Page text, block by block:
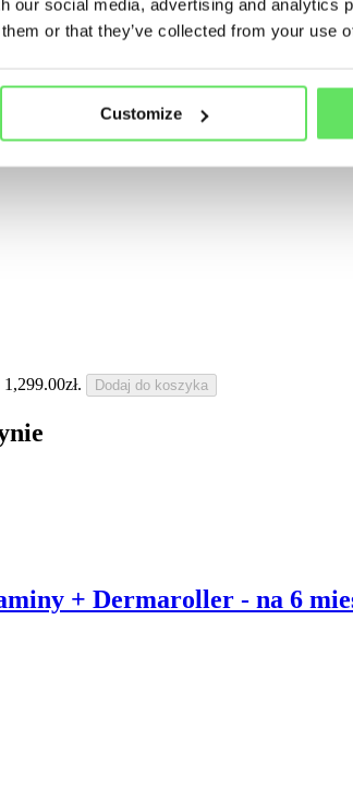
our social media, advertising and analytics
or that they’ve collected from your use
Customize
Dodaj do koszyka
+ Dermaroller - na 6